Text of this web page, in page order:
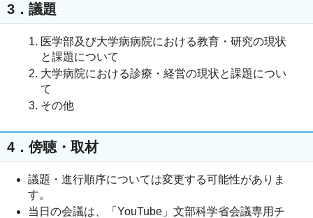
3．議題
医学部及び大学病病院における教育・研究の現状
と課題について
大学病院における診療・経営の現状と課題につい
て
その他
4．傍聴・取材
議題・進行順序については変更する可能性がありま
す。
当日の会議は、「 YouTube」文部科学省会議専用チ